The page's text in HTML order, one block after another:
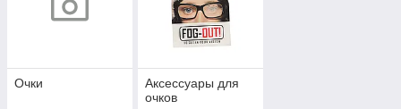
Очки
Аксессуары для
очков